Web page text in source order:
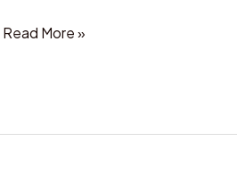
尺
力，
spadek
PL
Read More »